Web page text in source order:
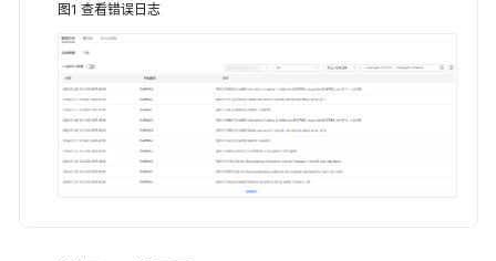
图1 查看错误日志